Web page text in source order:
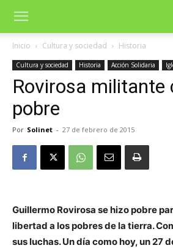
Inicio Cultura y sociedad Historia
Cultura y sociedad Historia Acción Solidaria
Rovirosa militante
pobre
Por Solinet - 27 de febrero de 2015
Guillermo Rovirosa se hizo pobre
libertad a los pobres de la tierra.
sus luchas. Un día como hoy, un 27